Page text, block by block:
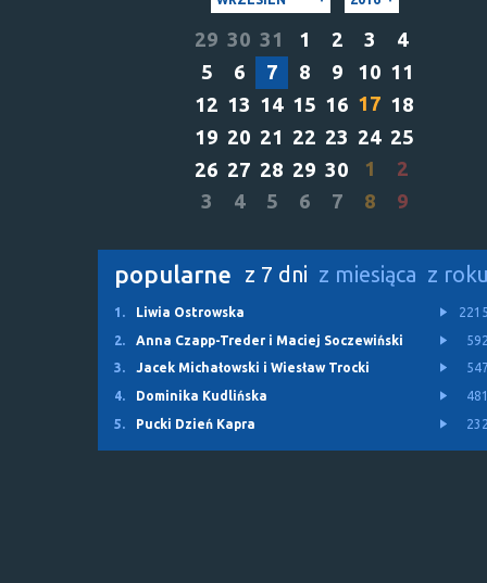
29 30 31 1 2 3
4
5
6 7 8 9 10 11
12 13 14 15 16 17 18
19 20 21 22 23 24 25
26 27 28 29 30 1
2
3
4 5 6 7 8 9
popularne z 7 dni z miesiąca z
1. Liwia Ostrowska
2.
Anna Czapp-Treder i Maciej Soczewiński
3.
Jacek Michałowski i Wiesław Trocki
4.
Dominika Kudlińska
5.
Pucki Dzień Kapra